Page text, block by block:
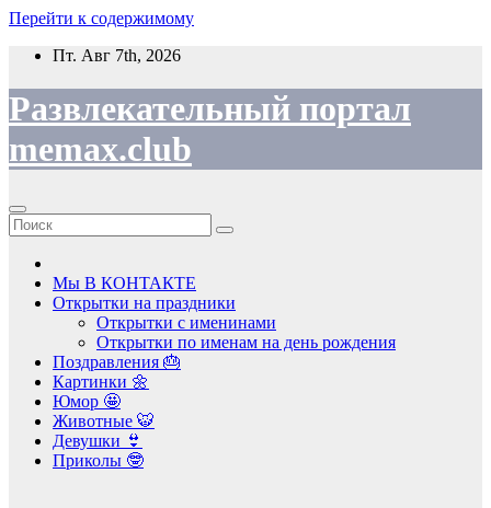
Перейти к содержимому
Пт. Авг 7th, 2026
Развлекательный портал
memax.club
Мы В КОНТАКТЕ
Открытки на праздники
Открытки с именинами
Открытки по именам на день рождения
Поздравления 🎂
Картинки 🌼
Юмор 🤩
Животные 🐯
Девушки 👙
Приколы 🤓